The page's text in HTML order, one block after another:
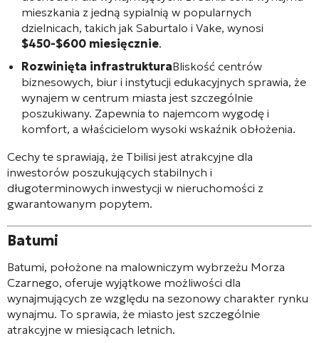
mieszkania z jedną sypialnią w popularnych
dzielnicach, takich jak Saburtalo i Vake, wynosi
$450-$600 miesięcznie.
Rozwinięta infrastrukturaBliskość centrów
biznesowych, biur i instytucji edukacyjnych sprawia, że
wynajem w centrum miasta jest szczególnie
poszukiwany. Zapewnia to najemcom wygodę i
komfort, a właścicielom wysoki wskaźnik obłożenia.
Cechy te sprawiają, że Tbilisi jest atrakcyjne dla
inwestorów poszukujących stabilnych i
długoterminowych inwestycji w nieruchomości z
gwarantowanym popytem.
Batumi
Batumi, położone na malowniczym wybrzeżu Morza
Czarnego, oferuje wyjątkowe możliwości dla
wynajmujących ze względu na sezonowy charakter rynku
wynajmu. To sprawia, że miasto jest szczególnie
atrakcyjne w miesiącach letnich.